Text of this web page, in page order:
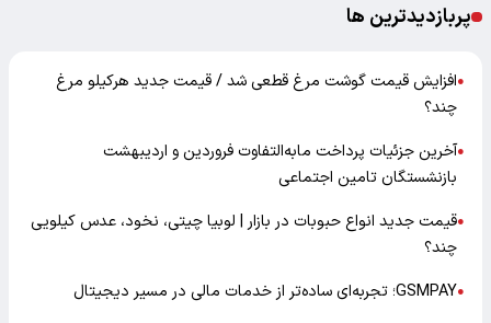
پربازدیدترین ها
●افزایش قیمت گوشت مرغ قطعی شد / قیمت جدید هرکیلو مرغ
چند؟
●آخرین جزئیات پرداخت مابه‌التفاوت فروردین و اردیبهشت
بازنشستگان تامین اجتماعی
●قیمت جدید انواع حبوبات در بازار | لوبیا چیتی، نخود، عدس کیلویی
چند؟
●GSMPAY؛ تجربه‌ای ساده‌تر از خدمات مالی در مسیر دیجیتال